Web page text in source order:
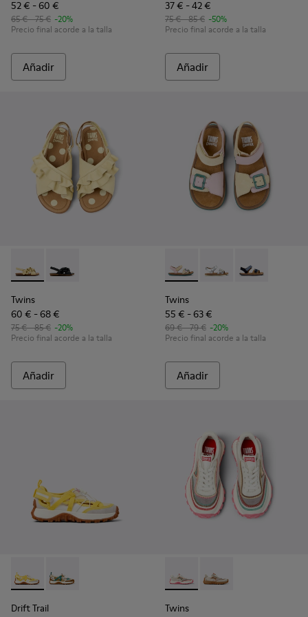
52 € - 60 €
65 € - 75 € -20%
Precio final acorde a la talla
Añadir
37 € - 42 €
75 € - 85 € -50%
Precio final acorde a la talla
Añadir
Twins - K800677-001 - Sandalias de piel amarillas para niños.
Twins - K800677-003
Twins
60 € - 68 €
75 € - 85 € -20%
Precio final acorde a la talla
Añadir
Twins - K800672-003 -
Twins - K800672-
Twins -
Twins
55 € - 63 €
69 € - 79 € -20%
Precio final acorde a la talla
Añadir
Drift Trail - K800695-001 - Sneaker semiabierta blanca y
Drift Trail - K800695-002 - Sneakers semiabiertas
Drift Trail
Twins - K800685-001 -
Twins - K800685-
Twins